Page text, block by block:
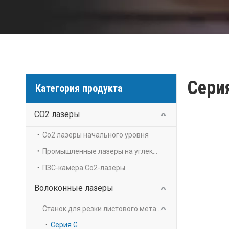
Категория продукта
CO2 лазеры
Co2 лазеры начального уровня
ПЗС-камера Co2-лазеры
Волоконные лазеры
Серия G